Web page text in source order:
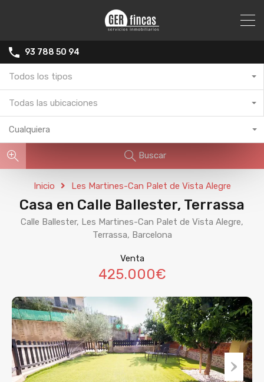
93 788 50 94
Todos los tipos
Todas las ubicaciones
Cualquiera
Buscar
Inicio Les Martines-Can Palet de Vista Alegre
Casa en Calle Ballester, Terrassa
Calle Ballester, Les Martines-Can Palet de Vista Alegre,
Terrassa, Barcelona
Venta
425.000€